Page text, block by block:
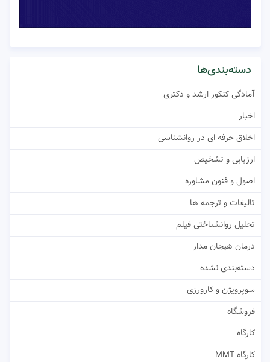
دسته‌بندی‌ها
آمادگی کنکور ارشد و دکتری
اخبار
اخلاق حرفه ای در روانشناسی
ارزیابی و تشخیص
اصول و فنون مشاوره
تالیفات و ترجمه ها
تحلیل روانشناختی فیلم
درمان هیجان مدار
دسته‌بندی نشده
سوپرویژن و کارورزی
فروشگاه
کارگاه
کارگاه MMT